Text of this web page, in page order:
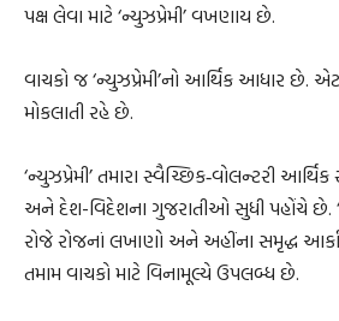
પક્ષ લેવા માટે ‘ન્યુઝપ્રેમી’ વખણાય છે.
વાચકો જ ‘ન્યુઝપ્રેમી’નો આર્થિક આધાર
મોકલાતી રહે છે.
‘ન્યુઝપ્રેમી’ તમારા સ્વૈચ્છિક‐વોલન્ટરી
અને દેશ-વિદેશના ગુજરાતીઓ સુધી પહોંચે છે.
રોજે રોજનાં લખાણો અને અહીંના સમૃદ્ધ
તમામ વાચકો માટે વિનામૂલ્યે ઉપલબ્ધ છે.